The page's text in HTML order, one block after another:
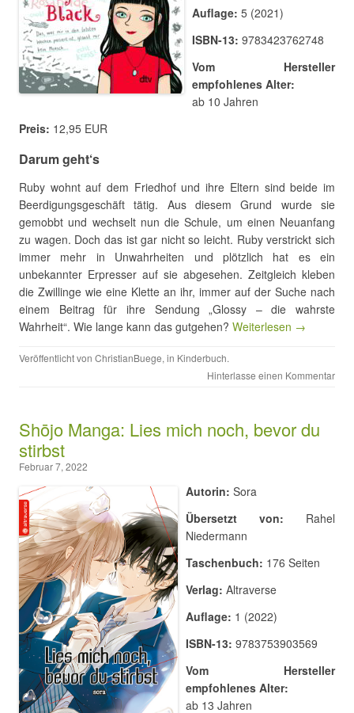
Auflage: 5 (2021)
ISBN-13: 9783423762748
Vom Hersteller
empfohlenes Alter:
ab 10 Jahren
Preis: 12,95 EUR
Darum geht‘s
Ruby wohnt auf dem Friedhof und ihre Eltern sind beide im
Beerdigungsgeschäft tätig. Aus diesem Grund wurde sie
gemobbt und wechselt nun die Schule, um einen Neuanfang
zu wagen. Doch das ist gar nicht so leicht. Ruby verstrickt sich
immer mehr in Unwahrheiten und plötzlich hat es ein
unbekannter Erpresser auf sie abgesehen. Zeitgleich kleben
die Zwillinge wie eine Klette an ihr, immer auf der Suche nach
einem Beitrag für ihre Sendung „Glossy – die wahrste
Wahrheit“. Wie lange kann das gutgehen? Weiterlesen →
Veröffentlicht von ChristianBuege, in Kinderbuch.
Hinterlasse einen Kommentar
Shōjo Manga: Lies mich noch, bevor du
stirbst
Februar 7, 2022
Autorin: Sora
Übersetzt von: Rahel
Niedermann
Taschenbuch: 176 Seiten
Verlag: Altraverse
Auflage: 1 (2022)
ISBN-13: 9783753903569
Vom Hersteller
empfohlenes Alter:
ab 13 Jahren